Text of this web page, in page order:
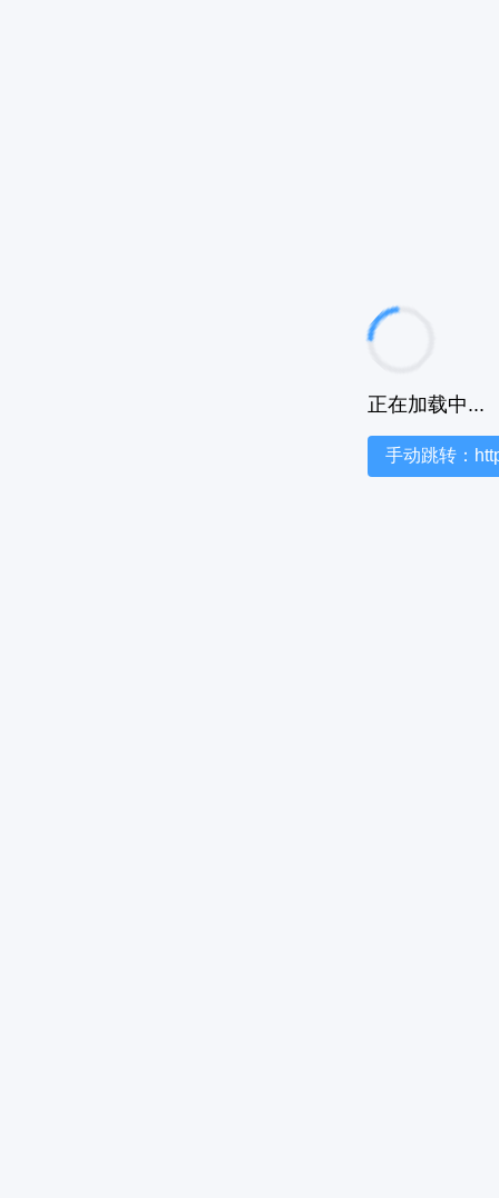
正在加载中...
手动跳转：